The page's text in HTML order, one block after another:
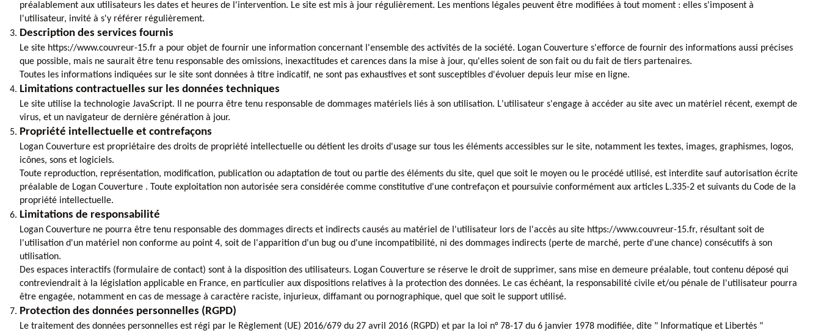
préalablement aux utilisateurs les dates et heures de l'intervention. Le site est mis à jour régulièrement. Les mentions légales peuvent être modifiées à tout moment : elles s'imposent à
l'utilisateur, invité à s'y référer régulièrement.
Description des services fournis
Le site https://www.couvreur-15.fr a pour objet de fournir une information concernant l'ensemble des activités de la société. Logan Couverture s'efforce de fournir des informations aussi précises
que possible, mais ne saurait être tenu responsable des omissions, inexactitudes et carences dans la mise à jour, qu'elles soient de son fait ou du fait de tiers partenaires.
Toutes les informations indiquées sur le site sont données à titre indicatif, ne sont pas exhaustives et sont susceptibles d'évoluer depuis leur mise en ligne.
Limitations contractuelles sur les données techniques
Le site utilise la technologie JavaScript. Il ne pourra être tenu responsable de dommages matériels liés à son utilisation. L'utilisateur s'engage à accéder au site avec un matériel récent, exempt de
virus, et un navigateur de dernière génération à jour.
Propriété intellectuelle et contrefaçons
Logan Couverture est propriétaire des droits de propriété intellectuelle ou détient les droits d'usage sur tous les éléments accessibles sur le site, notamment les textes, images, graphismes, logos,
icônes, sons et logiciels.
Toute reproduction, représentation, modification, publication ou adaptation de tout ou partie des éléments du site, quel que soit le moyen ou le procédé utilisé, est interdite sauf autorisation écrite
préalable de Logan Couverture . Toute exploitation non autorisée sera considérée comme constitutive d'une contrefaçon et poursuivie conformément aux articles L.335-2 et suivants du Code de la
propriété intellectuelle.
Limitations de responsabilité
Logan Couverture ne pourra être tenu responsable des dommages directs et indirects causés au matériel de l'utilisateur lors de l'accès au site https://www.couvreur-15.fr, résultant soit de
l'utilisation d'un matériel non conforme au point 4, soit de l'apparition d'un bug ou d'une incompatibilité, ni des dommages indirects (perte de marché, perte d'une chance) consécutifs à son
utilisation.
Des espaces interactifs (formulaire de contact) sont à la disposition des utilisateurs. Logan Couverture se réserve le droit de supprimer, sans mise en demeure préalable, tout contenu déposé qui
contreviendrait à la législation applicable en France, en particulier aux dispositions relatives à la protection des données. Le cas échéant, la responsabilité civile et/ou pénale de l'utilisateur pourra
être engagée, notamment en cas de message à caractère raciste, injurieux, diffamant ou pornographique, quel que soit le support utilisé.
Protection des données personnelles (RGPD)
Le traitement des données personnelles est régi par le Règlement (UE) 2016/679 du 27 avril 2016 (RGPD) et par la loi n° 78-17 du 6 janvier 1978 modifiée, dite " Informatique et Libertés "